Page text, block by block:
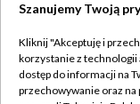
Abonament TVP
Szanujemy Twoją
Kliknij "Akceptuję i
korzystanie z technologii
dostęp do informacji na
przechowywanie oraz